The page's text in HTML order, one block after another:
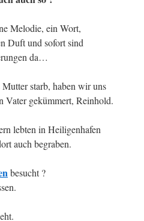
Melodie, ein Wort,
Duft und sofort sind
da…
starb, haben wir uns
Vater gekümmert, Reinhold.
lebten in Heiligenhafen
auch begraben.
besucht ?